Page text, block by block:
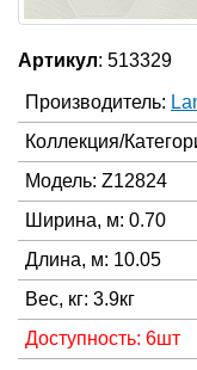
Артикул: 513329
Производитель:
Коллекция/
Модель: Z12824
Ширина, м: 0.70
Длина, м: 10.05
Вес, кг: 3.9кг
Доступность: 6шт